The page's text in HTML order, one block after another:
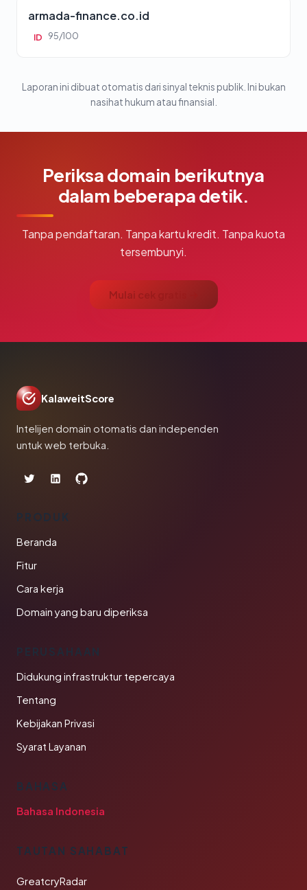
armada-finance.co.id
ID 95/100
Laporan ini dibuat otomatis dari sinyal teknis publik. Ini bukan
nasihat hukum atau finansial.
Periksa domain berikutnya
dalam beberapa detik.
Tanpa pendaftaran. Tanpa kartu kredit. Tanpa kuota
tersembunyi.
Mulai cek gratis →
KalaweitScore
Intelijen domain otomatis dan independen
untuk web terbuka.
PRODUK
Beranda
Fitur
Cara kerja
Domain yang baru diperiksa
PERUSAHAAN
Didukung infrastruktur tepercaya
Tentang
Kebijakan Privasi
Syarat Layanan
BAHASA
Bahasa Indonesia
TAUTAN SAHABAT
GreatcryRadar